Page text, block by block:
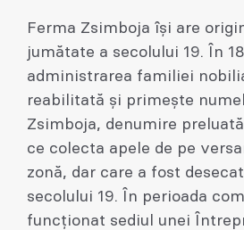
Ferma Zsimboja își are
jumătate a secolului 19. În
administrarea familiei
reabilitată și primește
Zsimboja, denumire
ce colecta apele de pe
zonă, dar care a fost
secolului 19. În perioada
funcționat sediul unei